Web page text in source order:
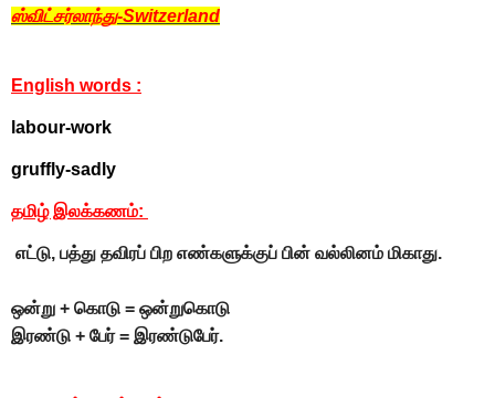
ஸ்விட்சர்லாந்து-Switzerland
English words :
labour-work
gruffly-sadly
தமிழ் இலக்கணம்:
எட்டு, பத்து தவிரப் பிற எண்களுக்குப் பின் வல்லினம் மிகாது.
ஒன்று + கொடு = ஒன்றுகொடு
இரண்டு + பேர் = இரண்டுபேர்.